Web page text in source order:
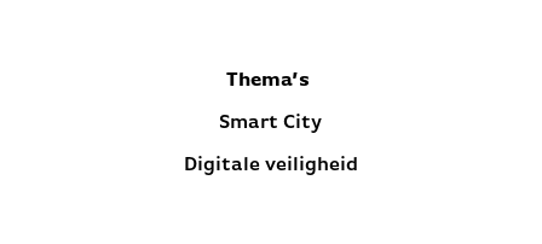
Thema’s
Smart City
Digitale veiligheid